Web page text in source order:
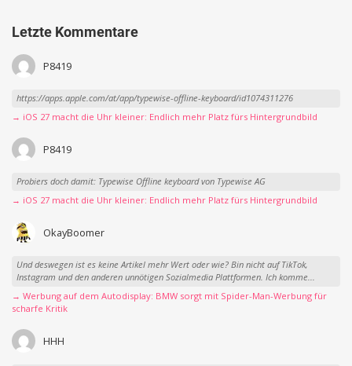
Letzte Kommentare
P8419
https://apps.apple.com/at/app/typewise-offline-keyboard/id1074311276
→ iOS 27 macht die Uhr kleiner: Endlich mehr Platz fürs Hintergrundbild
P8419
Probiers doch damit: Typewise Offline keyboard von Typewise AG
→ iOS 27 macht die Uhr kleiner: Endlich mehr Platz fürs Hintergrundbild
OkayBoomer
Und deswegen ist es keine Artikel mehr Wert oder wie? Bin nicht auf TikTok,
Instagram und den anderen unnötigen Sozialmedia Plattformen. Ich komme...
→ Werbung auf dem Autodisplay: BMW sorgt mit Spider-Man-Werbung für
scharfe Kritik
HHH